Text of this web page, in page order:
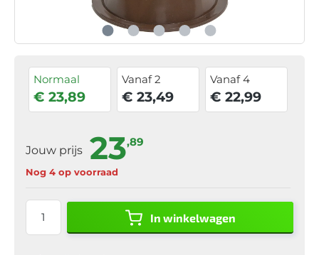
Normaal
€ 23,89
Vanaf 2
€ 23,49
Vanaf 4
€ 22,99
Jouw prijs 23,89
Nog 4 op voorraad
In winkelwagen